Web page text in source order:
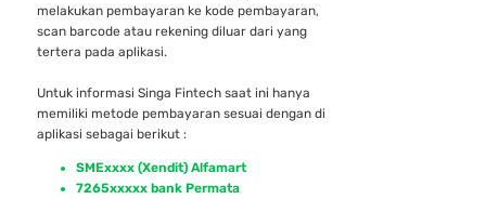
melakukan pembayaran ke kode pembayaran,
scan barcode atau rekening diluar dari yang
tertera pada aplikasi.
Untuk informasi Singa Fintech saat ini hanya
memiliki metode pembayaran sesuai dengan di
aplikasi sebagai berikut :
SMExxxx (Xendit) Alfamart
7265xxxxx bank Permata